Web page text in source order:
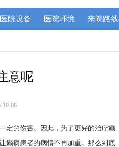
医院设备 医院环境 来院路线
意呢
10-08
定的伤害。因此，为了更好的治疗癫
癫痫患者的病情不再加重。那么到底